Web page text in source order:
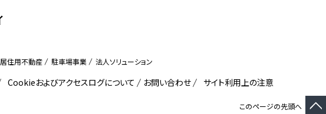
このページの先頭へ
居住用不動産 駐車場事業 法人ソリューション
Cookieおよびアクセスログについて お問い合わせ サイト利用上の注意